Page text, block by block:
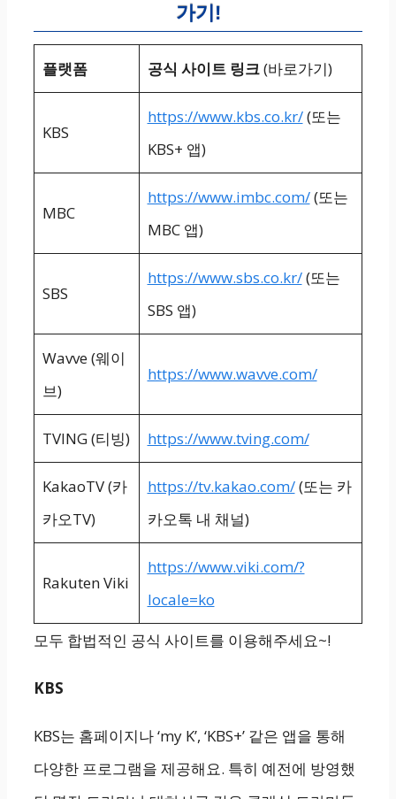
가기!
플랫폼 공식 사이트 링크(바로가기)
KBS
https://www.kbs.co.kr/(또는
KBS+ 앱)
MBC
https://www.imbc.com/(또는
MBC 앱)
SBS
https://www.sbs.co.kr/(또는
SBS 앱)
Wavve (웨이
브)
https://www.wavve.com/
TVING (티빙) https://www.tving.com/
KakaoTV (카
카오TV)
https://tv.kakao.com/(또는 카
카오톡 내 채널)
Rakuten Viki
https://www.viki.com/?
locale=ko
모두 합법적인 공식 사이트를 이용해주세요~!
KBS
KBS는 홈페이지나 ‘my K’, ‘KBS+’ 같은 앱을 통해
다양한 프로그램을 제공해요. 특히 예전에 방영했